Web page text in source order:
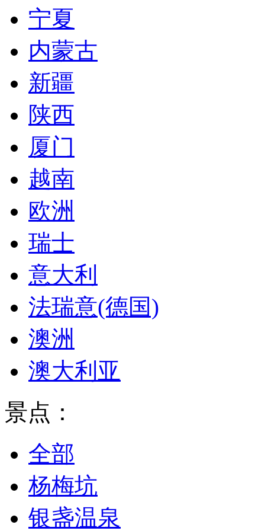
宁夏
内蒙古
新疆
陕西
厦门
越南
欧洲
瑞士
意大利
法瑞意(德国)
澳洲
澳大利亚
景点：
全部
杨梅坑
银盏温泉